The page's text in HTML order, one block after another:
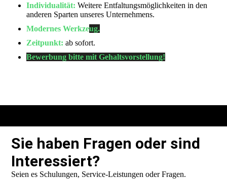
Individualität: Weitere Entfaltungsmöglichkeiten in den
anderen Sparten unseres Unternehmens.
Modernes Werkzeug.
Zeitpunkt: ab sofort.
Bewerbung bitte mit Gehaltsvorstellung!
Sie haben Fragen oder sind
Interessiert?
Seien es Schulungen, Service-Leistungen oder Fragen.